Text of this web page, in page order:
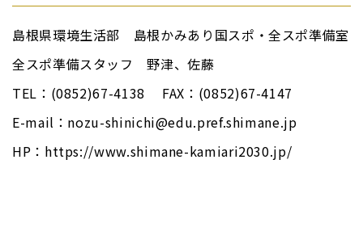
島根県環境生活部 島根かみあり国スポ・全スポ準備室
全スポ準備スタッフ 野津、佐藤
TEL：(0852)67-4138 FAX：(0852)67-4147
E-mail：nozu-shinichi@edu.pref.shimane.jp
HP：https://www.shimane-kamiari2030.jp/